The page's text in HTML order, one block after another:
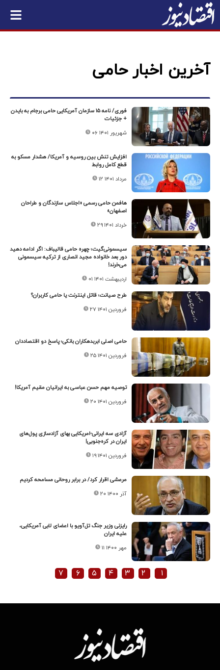
آخرین اخبار حامی
فوری/ نامه ۱۵ سازمان آمریکایی حامی برجام به بایدن
+ جزئیات
۰۶ شهریور ۱۴۰۱
افزایش تنش بین روسیه و آمریکا/ هشدار مسکو به
قطع کامل روابط
۱۲ مرداد ۱۴۰۱
هافمن حامی رسمی «اجلاس سازندگان و طراحان
اصفهان»
۲۹ خرداد ۱۴۰۱
سیسمونی‌گیت؛ چهره حامی قالیباف: اگر ادامه دهید
دور بعد خانواده مجید انصاری از ترکیه سیسمونی
می‌خرند!
۰۱ اردیبهشت ۱۴۰۱
طرح صیانت؛ قاتل اینترنت یا حامی کاربران؟
۲۷ فروردین ۱۴۰۱
حامی اصلی ابربدهکاران بانکی؛ پاسخ دو اقتصاددان
۲۵ فروردین ۱۴۰۱
توصیه مهم حسن عباسی به ایرانیان مقیم آمریکا!
۲۰ فروردین ۱۴۰۱
آزادی سه ایرانی-امریکایی بهای آزادسازی پول‌های
ایران در کره‌جنوبی!
۱۹ فروردین ۱۴۰۱
مرعشی اقرار کرد/ در برابر روحانی مسامحه کردیم
۲۰ آذر ۱۴۰۰
رایزنی وزیر جنگ تل‌آویو با اعضای لابی آمریکایی،
علیه ایران
۱۱ مهر ۱۴۰۰
۱ ۲ ۳ ۴ ۵ ۶ ۷